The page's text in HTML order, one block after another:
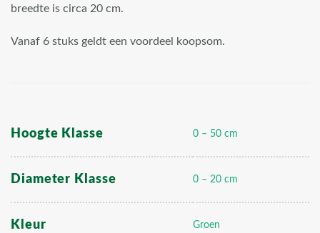
breedte is circa 20 cm.
Vanaf 6 stuks geldt een voordeel koopsom.
Hoogte Klasse 0 – 50 cm
Diameter Klasse 0 – 20 cm
Kleur Groen